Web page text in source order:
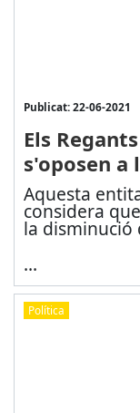
Publicat: 22-06-2021
Els
s'oposen
Aquesta
considera
la disminució
...
Política